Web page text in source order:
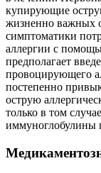
купирующие
жизненно важных
симптоматики
аллергии с
предполагает
провоцирующего
постепенно
острую
только в том
иммуноглобулины